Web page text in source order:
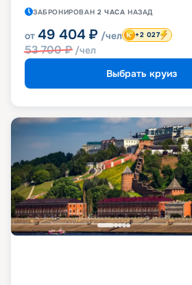
ЗАБРОНИРОВАН 2 ЧАСА НАЗАД
от 49 404 ₽ /чел
53 700₽ /чел
+2 027
Выбрать круиз